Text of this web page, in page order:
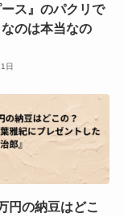
ース』のパクリで
のは本当なの
日
円の納豆はどこ